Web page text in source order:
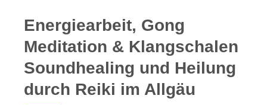
Energiearbeit, Gong
Meditation & Klangschalen
Soundhealing und Heilung
durch Reiki im Allgäu